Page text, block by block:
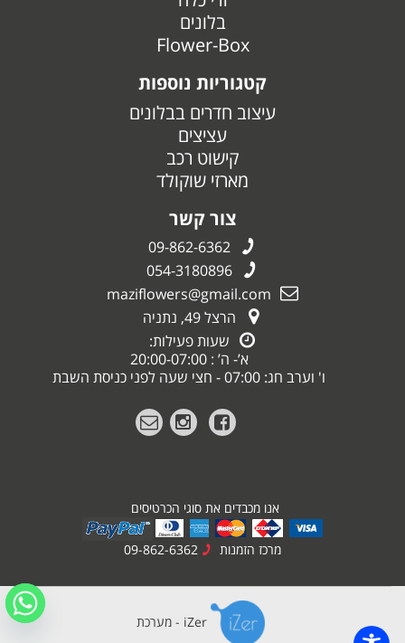
בלונים
Flower-Box
קטגוריות נוספות
עיצוב חדרים בבלונים
עציצים
קישוט רכב
מארזי שוקולד
צור קשר
09-862-6362
054-3180896
maziflowers@gmail.com
הרצל 49, נתניה
שעות פעילות:
א’- ה’ : 20:00-07:00
ו' וערב חג: 07:00 - חצי שעה לפני כניסת השבת
אנו מכבדים את סוגי הכרטיסים
מרכז הזמנות
iZer - מערכת